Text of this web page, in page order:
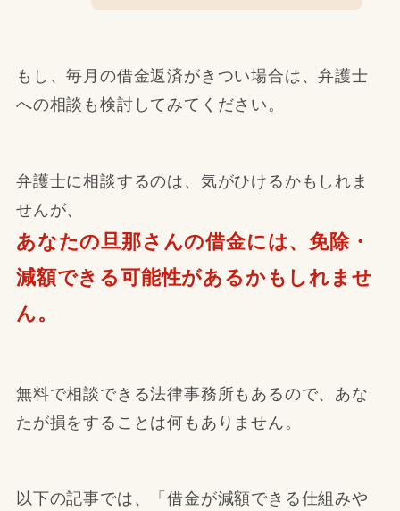
もし、毎月の借金返済がきつい場合は、弁護士
への相談も検討してみてください。
弁護士に相談するのは、気がひけるかもしれま
せんが、
あなたの旦那さんの借金には、免除・
減額できる可能性があるかもしれませ
ん。
無料で相談できる法律事務所もあるので、あな
たが損をすることは何もありません。
以下の記事では、「借金が減額できる仕組みや